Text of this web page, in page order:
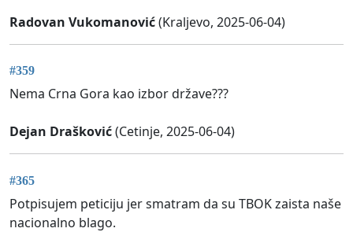
Radovan Vukomanović(Kraljevo, 2025-06-04)
#359
Nema Crna Gora kao izbor države???
Dejan Drašković(Cetinje, 2025-06-04)
#365
Potpisujem peticiju jer smatram da su TBOK zaista naše
nacionalno blago.